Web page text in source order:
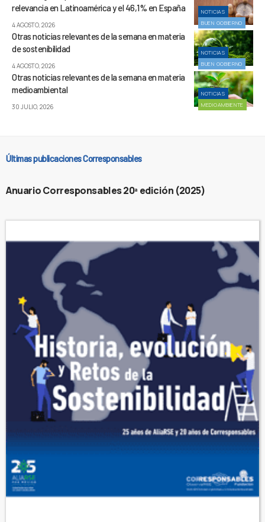
NOTICIAS
BUEN GOBIERNO
relevancia en Latinoamérica y el 46,1% en España
4 AGOSTO, 2026
NOTICIAS
BUEN GOBIERNO
Otras noticias relevantes de la semana en materia
de sostenibilidad
4 AGOSTO, 2026
NOTICIAS
MEDIOAMBIENTE
Otras noticias relevantes de la semana en materia
medioambiental
30 JULIO, 2026
Últimas publicaciones Corresponsables
Anuario Corresponsables 20ª edición (2025)